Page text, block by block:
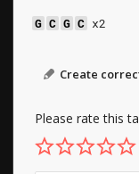
G C G C x2
Create
Please rate this